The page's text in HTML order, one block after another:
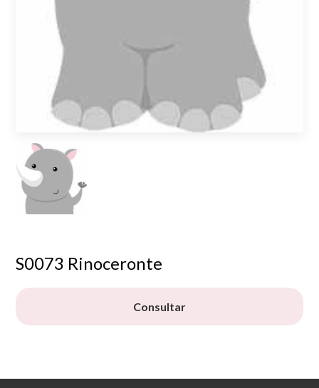
S0073 Rinoceronte
Consultar